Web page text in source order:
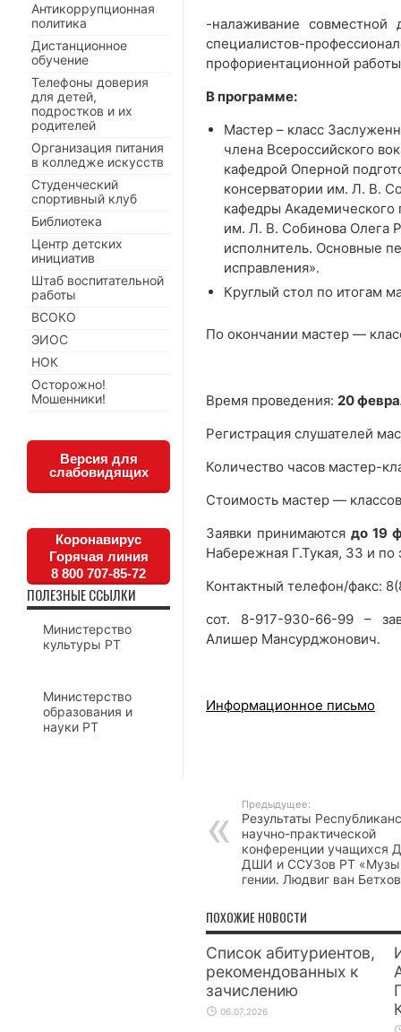
-налаживание совместной
специалистов-
профориентационной
В программе:
Мастер – класс
члена Всероссийского
кафедрой Оперной
консерватории им. Л. В.
кафедры Академического
им. Л. В. Собинова Олега
исполнитель. Основные
исправления».
Круглый стол по итогам
По окончании мастер —
Время проведения: 20
Регистрация слушателей
Количество часов мастер-
Стоимость мастер —
Заявки принимаются до 19
Набережная Г.Тукая, 33 и
Контактный телефон/факс:
сот. 8-917-930-66-99 –
Алишер Мансурджонович.
Информационное письмо
Предыдущее:
Результаты
научно-практической
конференции учащихся
ДШИ и ССУЗов РТ
гении. Людвиг ван
ПОХОЖИЕ НОВОСТИ
Список абитуриентов,
рекомендованных к
зачислению
06.07.2026
Антикоррупционная
политика
Дистанционное
обучение
Телефоны доверия
для детей,
подростков и их
родителей
Организация питания
в колледже искусств
Студенческий
спортивный клуб
Библиотека
Центр детских
инициатив
Штаб воспитательной
работы
ВСОКО
ЭИОС
НОК
Осторожно!
Мошенники!
Версия для
слабовидящих
Коронавирус
Горячая линия
8 800 707-85-72
ПОЛЕЗНЫЕ ССЫЛКИ
Министерство
культуры РТ
Министерство
образования и
науки РТ